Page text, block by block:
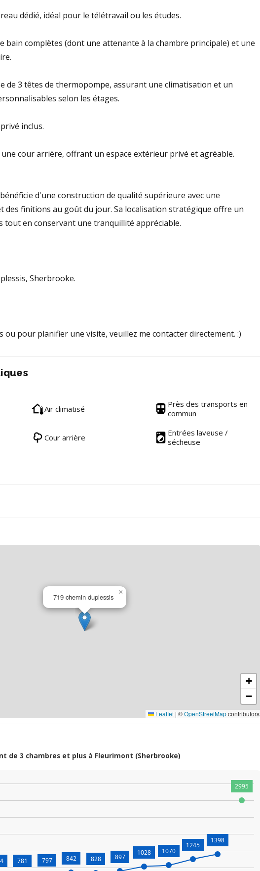
dédié, idéal pour le télétravail ou les études.
bain complètes (dont une attenante à la chambre principale) et une
de 3 têtes de thermopompe, assurant une climatisation et un
selon les étages.
inclus.
une cour arrière, offrant un espace extérieur privé et agréable.
d'une construction de qualité supérieure avec une
des finitions au goût du jour. Sa localisation stratégique offre un
tout en conservant une tranquillité appréciable.
Sherbrooke.
pour planifier une visite, veuillez me contacter directement. :)
Air climatisé
Près des transports en
commun
Cour arrière
Entrées laveuse /
sécheuse
719 chemin duplessis
×
+
−
Leaflet | ©OpenStreetMapcontributors
de 3 chambres et plus à Fleurimont (Sherbrooke)
781 797 842 828 897
1028 1070
1245
1398
2995